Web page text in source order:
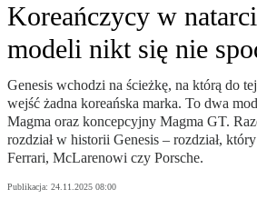
Koreańczycy w
modeli nikt się nie
Genesis wchodzi na ścieżkę, na którą do
wejść żadna koreańska marka. To dwa
Magma oraz koncepcyjny Magma GT.
rozdział w historii Genesis – rozdział,
Ferrari, McLarenowi czy Porsche.
Publikacja: 24.11.2025 08:00